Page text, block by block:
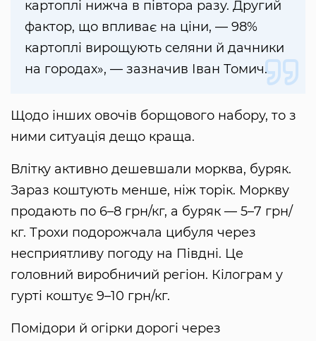
картоплі нижча в півтора разу. Другий
фактор, що впливає на ціни, — 98%
картоплі вирощують селяни й дачники
на городах», — зазначив Іван Томич.
Щодо інших овочів борщового набору, то з
ними ситуація дещо краща.
Влітку активно дешевшали морква, буряк.
Зараз коштують менше, ніж торік. Моркву
продають по 6–8 грн/кг, а буряк — 5–7 грн/
кг. Трохи подорожчала цибуля через
несприятливу погоду на Півдні. Це
головний виробничий регіон. Кілограм у
гурті коштує 9–10 грн/кг.
Помідори й огірки дорогі через